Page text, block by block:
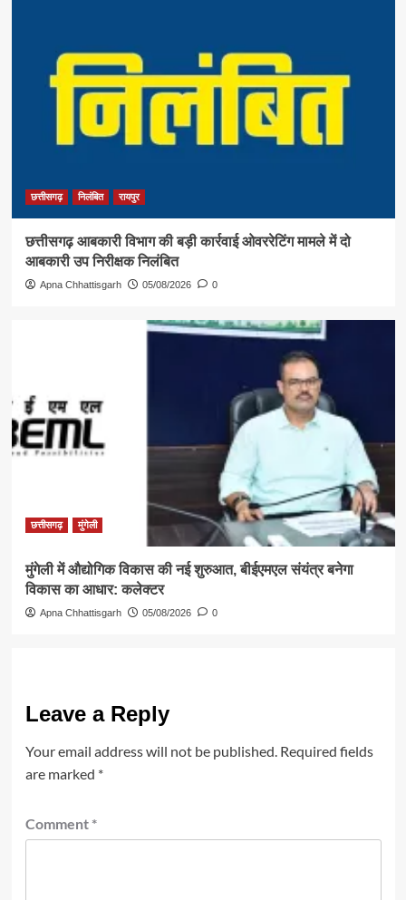
छत्तीसगढ़ निलंबित रायपुर
छत्तीसगढ़ आबकारी विभाग की बड़ी कार्रवाई ओवररेटिंग मामले में दो
आबकारी उप निरीक्षक निलंबित
Apna Chhattisgarh 05/08/2026 0
छत्तीसगढ़ मुंगेली
मुंगेली में औद्योगिक विकास की नई शुरुआत, बीईएमएल संयंत्र बनेगा
विकास का आधार: कलेक्टर
Apna Chhattisgarh 05/08/2026 0
Leave a Reply
Your email address will not be published. Required fields
are marked *
Comment *